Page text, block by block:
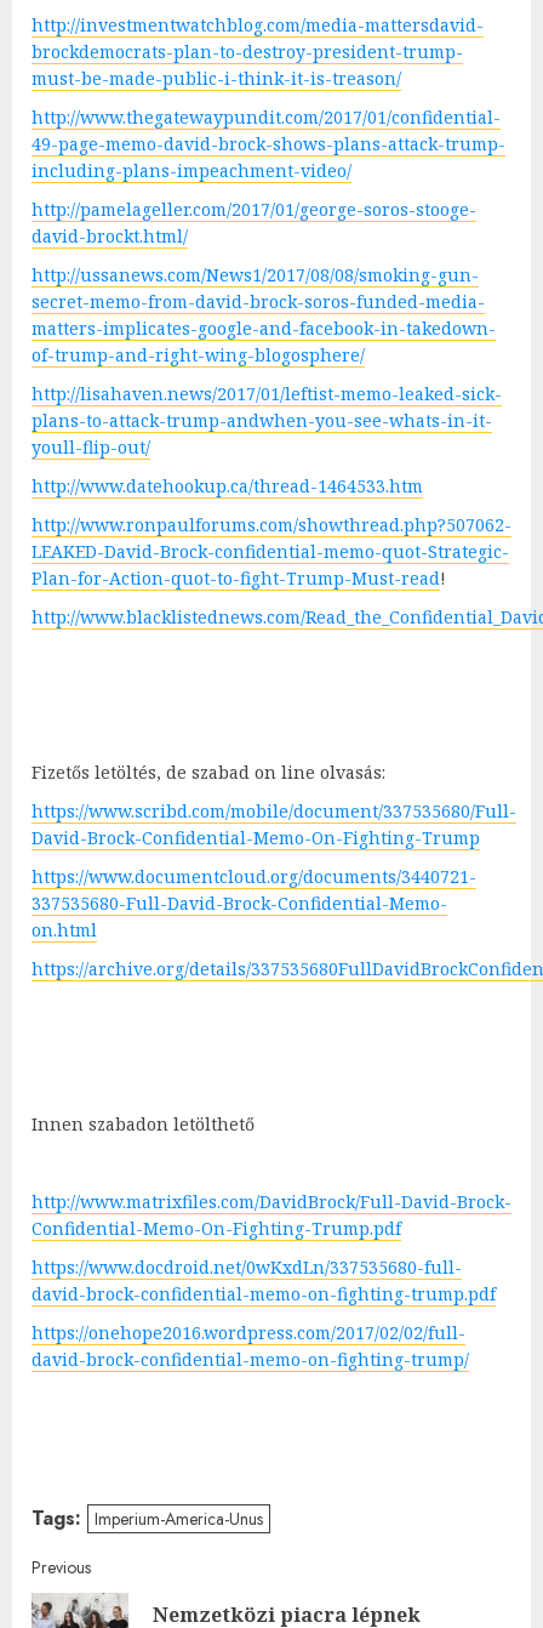
http://investmentwatchblog.com/media-mattersdavid-
brockdemocrats-plan-to-destroy-president-trump-
must-be-made-public-i-think-it-is-treason/
http://www.thegatewaypundit.com/2017/01/confidential-
49-page-memo-david-brock-shows-plans-attack-trump-
including-plans-impeachment-video/
http://pamelageller.com/2017/01/george-soros-stooge-
david-brockt.html/
http://ussanews.com/News1/2017/08/08/smoking-gun-
secret-memo-from-david-brock-soros-funded-media-
matters-implicates-google-and-facebook-in-takedown-
of-trump-and-right-wing-blogosphere/
http://lisahaven.news/2017/01/leftist-memo-leaked-sick-
plans-to-attack-trump-andwhen-you-see-whats-in-it-
youll-flip-out/
http://www.datehookup.ca/thread-1464533.htm
http://www.ronpaulforums.com/showthread.php?507062-
LEAKED-David-Brock-confidential-memo-quot-Strategic-
Plan-for-Action-quot-to-fight-Trump-Must-read!
http://www.blacklistednews.com/
Fizetős letöltés, de szabad on line olvasás:
https://www.scribd.com/mobile/document/337535680/Full-
David-Brock-Confidential-Memo-On-Fighting-Trump
https://www.documentcloud.org/documents/3440721-
337535680-Full-David-Brock-Confidential-Memo-
on.html
https://archive.org/details/
Innen szabadon letölthető
http://www.matrixfiles.com/DavidBrock/Full-David-Brock-
Confidential-Memo-On-Fighting-Trump.pdf
https://www.docdroid.net/0wKxdLn/337535680-full-
david-brock-confidential-memo-on-fighting-trump.pdf
https://onehope2016.wordpress.com/2017/02/02/full-
david-brock-confidential-memo-on-fighting-trump/
Tags: Imperium-America-Unus
Post
Previous
Nemzetközi piacra lépnek